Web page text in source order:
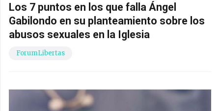
Los 7 puntos en los que falla Ángel
Gabilondo en su planteamiento sobre los
abusos sexuales en la Iglesia
ForumLibertas